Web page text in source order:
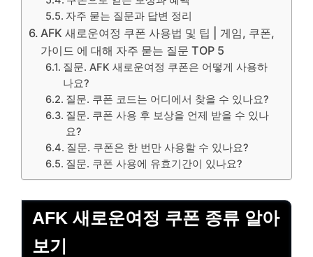
자주 묻는 질문과 답변 정리
AFK 새로운여정 쿠폰 사용법 및 팁 | 게임, 쿠폰,
가이드 에 대해 자주 묻는 질문 TOP 5
질문. AFK 새로운여정 쿠폰은 어떻게 사용하
나요?
질문. 쿠폰 코드는 어디에서 찾을 수 있나요?
질문. 쿠폰 사용 후 보상을 언제 받을 수 있나
요?
질문. 쿠폰은 한 번만 사용할 수 있나요?
질문. 쿠폰 사용에 유효기간이 있나요?
AFK 새로운여정 쿠폰 종류 알아
보기